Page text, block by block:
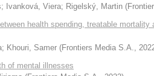
; Ivanková, Viera; Rigelský, Martin (
health spending, treatable
; Khouri, Samer (Frontiers Media S.A.,
of mental illnesses